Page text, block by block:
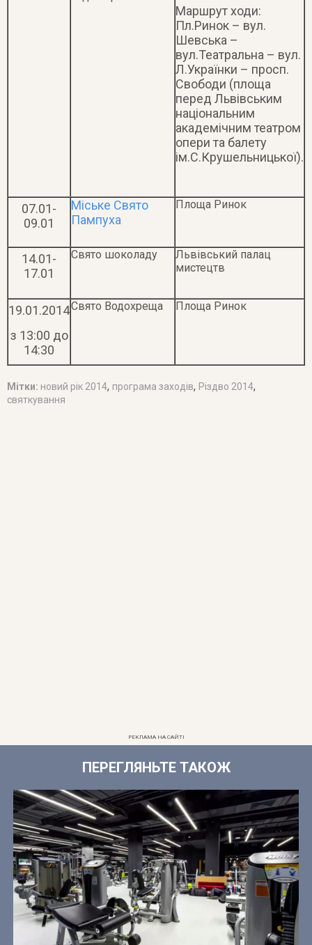
Маршрут ходи:
Пл.Ринок – вул.
Шевська –
вул.Театральна – вул.
Л.Українки – просп.
Свободи (площа
перед Львівським
національним
академічним театром
опери та балету
ім.С.Крушельницької).
07.01-
09.01
Міське Свято
Пампуха
Площа Ринок
14.01-
17.01
Свято шоколаду
Львівський палац
мистецтв
19.01.2014
з 13:00 до
14:30
Свято Водохреща Площа Ринок
Мітки: новий рік 2014, програма заходів, Різдво 2014,
святкування
РЕКЛАМА НА САЙТІ
ПЕРЕГЛЯНЬТЕ ТАКОЖ